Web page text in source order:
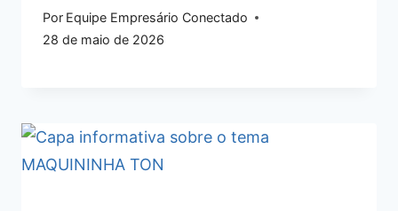
Por Equipe Empresário Conectado
28 de maio de 2026